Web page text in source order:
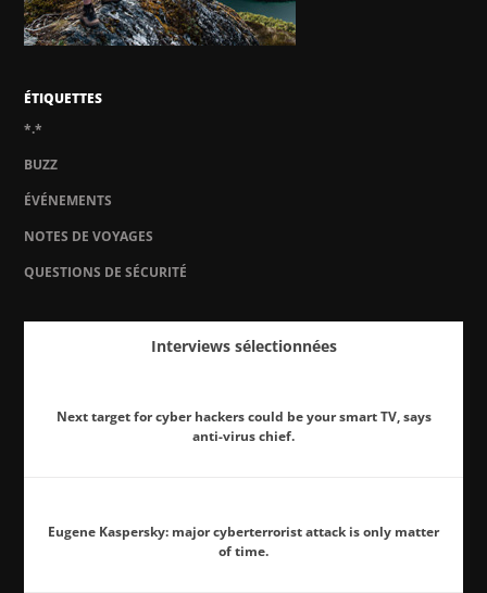
ÉTIQUETTES
*.*
BUZZ
ÉVÉNEMENTS
NOTES DE VOYAGES
QUESTIONS DE SÉCURITÉ
Interviews sélectionnées
Next target for cyber hackers could be your smart TV, says
anti-virus chief.
Eugene Kaspersky: major cyberterrorist attack is only matter
of time.